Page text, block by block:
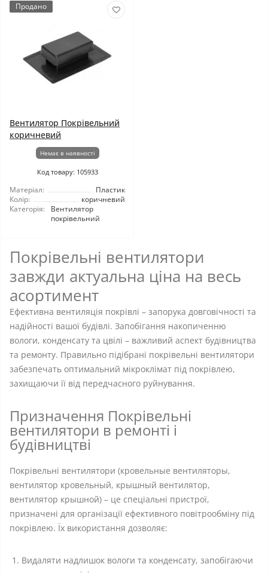
Продано
Вентилятор Покрівельний
коричневий
Немає в наявності
Код товару: 105933
Матеріал:
Пластик
Колір:
коричневий
Категорія:
Вентилятор
покрівельний
Покрівельні вентилятори
завжди актуальна ціна на весь
асортимент
Ефективна вентиляція покрівлі – запорука довговічності та
надійності вашої будівлі. Запобігання накопиченню
вологи, конденсату та цвілі – важливий аспект будівництва
та ремонту. Правильно підібрані покрівельні вентилятори
забезпечать оптимальний мікроклімат під покрівлею,
захищаючи її від передчасного руйнування.
Призначення Покрівельні
вентилятори в ремонті і
будівництві
Покрівельні вентилятори (кровельные вентиляторы,
вентилятор кровельный, крышный вентилятор,
вентилятор крышной) – це спеціальні пристрої,
призначені для організації ефективного повітрообміну під
покрівлею. Їх використання дозволяє:
Видаляти надлишок вологи та конденсату, запобігаючи